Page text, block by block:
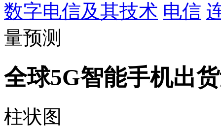
数字电信及其技术 电信
量预测
全球5G智能手机出
柱状图